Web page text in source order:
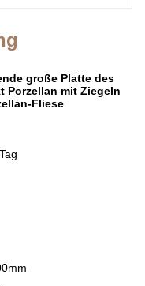
große Platte des
Porzellan mit Ziegeln
Fliese